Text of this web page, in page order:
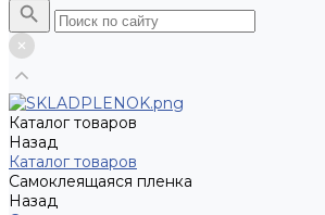
Каталог товаров
Назад
Каталог товаров
Самоклеящаяся пленка
Назад